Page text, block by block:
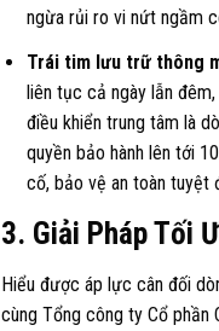
ngừa rủi ro vi nứt ngầm
Trái tim lưu trữ thông
liên tục cả ngày lẫn
điều khiển trung tâm là
quyền bảo hành lên tới
cố, bảo vệ an toàn tuyệt
3. Giải Pháp Tối
Hiểu được áp lực cân đối
cùng Tổng công ty Cổ phần